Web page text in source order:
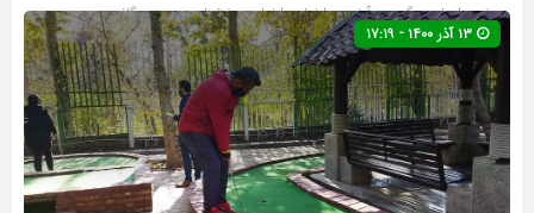
صفحه اصلی» گروه »آخرین اخبار»اخبار»بخشنامه»مینی گلف